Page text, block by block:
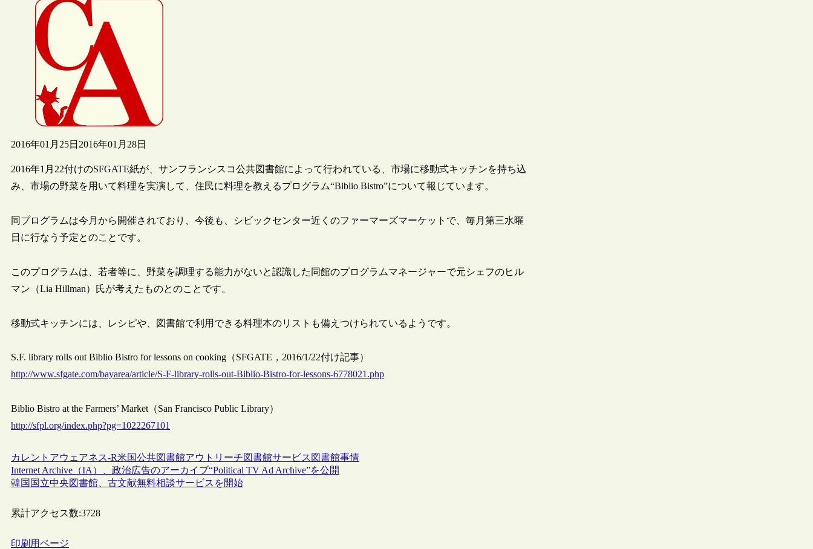
2016年01月25日 2016年01月28日
2016年1月22付けのSFGATE紙が、サンフランシスコ公共図書館によって行われている、市場に移動式キッチンを持ち込
み、市場の野菜を用いて料理を実演して、住民に料理を教えるプログラム“Biblio Bistro”について報じています。
同プログラムは今月から開催されており、今後も、シビックセンター近くのファーマーズマーケットで、毎月第三水曜
日に行なう予定とのことです。
このプログラムは、若者等に、野菜を調理する能力がないと認識した同館のプログラムマネージャーで元シェフのヒル
マン（Lia Hillman）氏が考えたものとのことです。
移動式キッチンには、レシピや、図書館で利用できる料理本のリストも備えつけられているようです。
S.F. library rolls out Biblio Bistro for lessons on cooking（SFGATE，2016/1/22付け記事）
http://www.sfgate.com/bayarea/article/S-F-library-rolls-out-Biblio-Bistro-for-lessons-6778021.php
Biblio Bistro at the Farmers’ Market（San Francisco Public Library）
http://sfpl.org/index.php?pg=1022267101
カレントアウェアネス-R米国公共図書館アウトリーチ図書館サービス 図書館事情
Internet Archive（IA）、政治広告のアーカイブ“Political TV Ad Archive”を公開
韓国国立中央図書館、古文献無料相談サービスを開始
累計アクセス数:3728
印刷用ページ